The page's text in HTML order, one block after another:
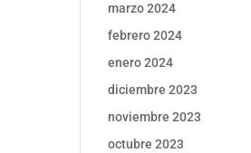
marzo 2024
febrero 2024
enero 2024
diciembre 2023
noviembre 2023
octubre 2023